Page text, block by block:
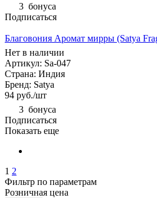
3 бонуса
Подписаться
Благовония Аромат мирры (Satya
Нет в наличии
Артикул: Sa-047
Страна: Индия
Бренд: Satya
94 руб./шт
3 бонуса
Подписаться
Показать еще
1 2
Фильтр по параметрам
Розничная цена